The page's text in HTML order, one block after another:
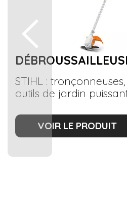
STIHL :
outils de jardin
VOIR LE PRODUIT